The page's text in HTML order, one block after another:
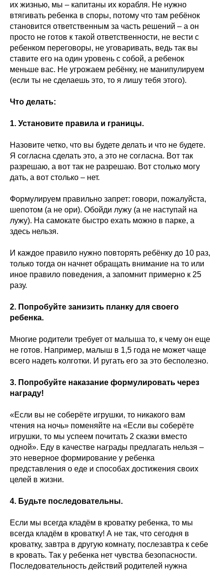
их жизнью, мы – капитаны их корабля. Не нужно
втягивать ребенка в споры, потому что там ребёнок
становится ответственным за часть решений – а он
просто не готов к такой ответственности, не вести с
ребенком переговоры, не уговаривать, ведь так вы
ставите его на один уровень с собой, а ребенок
меньше вас. Не угрожаем ребёнку, не манипулируем
(если ты не сделаешь это, то я лишу тебя этого).
Что делать:
1. Установите правила и границы.
Назовите четко, что вы будете делать и что не будете.
Я согласна сделать это, а это не согласна. Вот так
разрешаю, а вот так не разрешаю. Вот столько могу
дать, а вот столько – нет.
Формулируем правильно запрет: говори, пожалуйста,
шепотом (а не ори). Обойди лужу (а не наступай на
лужу). На самокате быстро ехать можно в парке, а
здесь нельзя.
И каждое правило нужно повторять ребёнку до 10 раз,
только тогда он начнет обращать внимание на то или
иное правило поведения, а запомнит примерно к 25
разу.
2. Попробуйте занизить планку для своего
ребенка.
Многие родители требует от малыша то, к чему он еще
не готов. Например, малыш в 1,5 года не может чаще
всего надеть колготки. И ругать его за это бесполезно.
3. Попробуйте наказание формулировать через
награду!
«Если вы не соберёте игрушки, то никакого вам
чтения на ночь» поменяйте на «Если вы соберёте
игрушки, то мы успеем почитать 2 сказки вместо
одной». Еду в качестве награды предлагать нельзя –
это неверное формирование у ребенка
представления о еде и способах достижения своих
целей в жизни.
4. Будьте последовательны.
Если мы всегда кладём в кроватку ребенка, то мы
всегда кладём в кроватку! А не так, что сегодня в
кроватку, завтра в другую комнату, послезавтра к себе
в кровать. Так у ребенка нет чувства безопасности.
Последовательность действий родителей нужна